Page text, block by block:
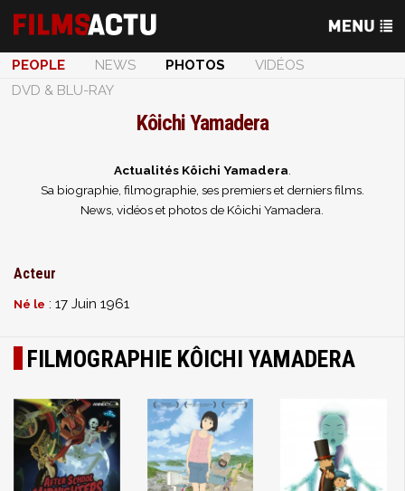
PEOPLE NEWS PHOTOS
VIDÉOS
DVD & BLU-RAY
Kôichi Yamadera
Actualités Kôichi Yamadera
Sa biographie, filmographie, ses premiers et derniers films.
News, vidéos et photos de Kôichi Yamadera.
Acteur
Né le : 17 Juin 1961
FILMOGRAPHIE KÔICHI YAMADERA